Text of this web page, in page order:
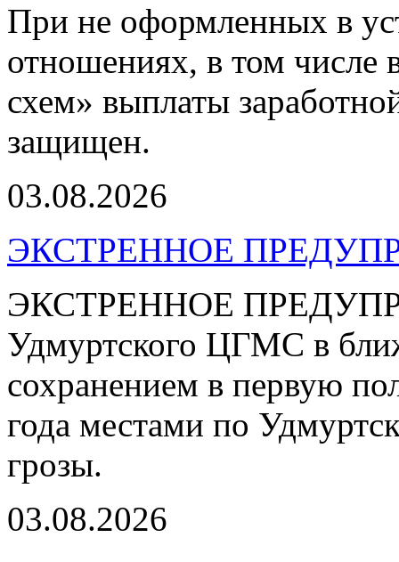
При не оформленных в
отношениях, в том числе
схем» выплаты
защищен.
03.08.2026
ЭКСТРЕННОЕ
ЭКСТРЕННОЕ
Удмуртского ЦГМС в
сохранением в первую
года местами по
грозы.
03.08.2026